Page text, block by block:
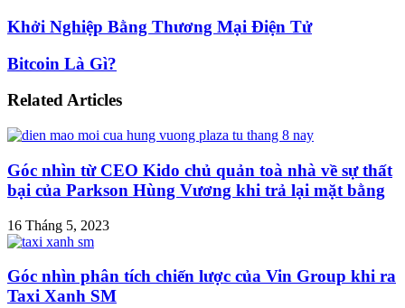
Khởi Nghiệp Bằng Thương Mại Điện Tử
Bitcoin Là Gì?
Related Articles
Góc nhìn từ CEO Kido chủ quản toà nhà về sự thất
bại của Parkson Hùng Vương khi trả lại mặt bằng
16 Tháng 5, 2023
Góc nhìn phân tích chiến lược của Vin Group khi ra
Taxi Xanh SM